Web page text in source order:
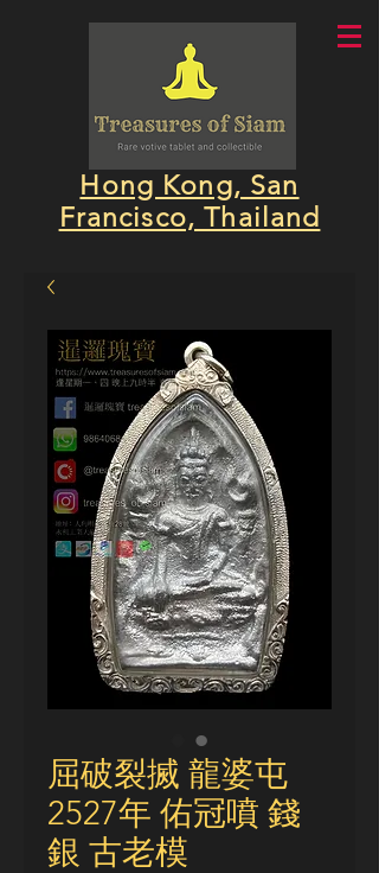
Hong Kong, San
Francisco, Thailand
屈破裂搣 龍婆屯
2527年 佑冠噴 錢
銀 古老模